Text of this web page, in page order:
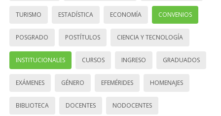
TURISMO ESTADÍSTICA ECONOMÍA CONVENIOS
POSGRADO POSTÍTULOS CIENCIA Y TECNOLOGÍA
INSTITUCIONALES CURSOS INGRESO GRADUADOS
EXÁMENES GÉNERO EFEMÉRIDES HOMENAJES
BIBLIOTECA DOCENTES NODOCENTES